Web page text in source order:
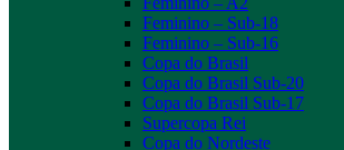
Feminino – Sub-18
Feminino – Sub-16
Copa do Brasil
Copa do Brasil Sub-20
Copa do Brasil Sub-17
Supercopa Rei
Copa do Nordeste